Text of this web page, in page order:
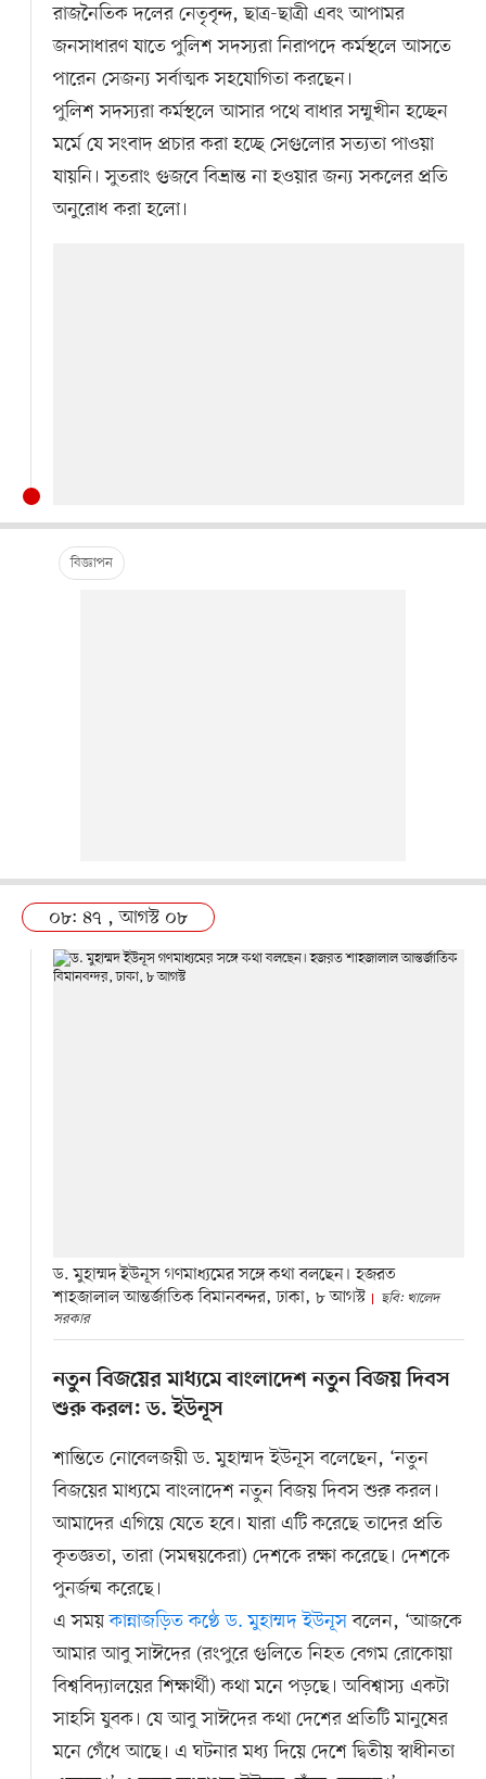
রাজনৈতিক দলের নেতৃবৃন্দ, ছাত্র-ছাত্রী এবং আপামর
জনসাধারণ যাতে পুলিশ সদস্যরা নিরাপদে কর্মস্থলে আসতে
পারেন সেজন্য সর্বাত্মক সহযোগিতা করছেন।
পুলিশ সদস্যরা কর্মস্থলে আসার পথে বাধার সম্মুখীন হচ্ছেন
মর্মে যে সংবাদ প্রচার করা হচ্ছে সেগুলোর সত্যতা পাওয়া
যায়নি। সুতরাং গুজবে বিভ্রান্ত না হওয়ার জন্য সকলের প্রতি
অনুরোধ করা হলো।
০৮: ৪৭ , আগস্ট ০৮
ড. মুহাম্মদ ইউনূস গণমাধ্যমের সঙ্গে কথা বলছেন। হজরত
শাহজালাল আন্তর্জাতিক বিমানবন্দর, ঢাকা, ৮ আগস্ট
ছবি: খালেদ
সরকার
নতুন বিজয়ের মাধ্যমে বাংলাদেশ নতুন বিজয় দিবস
শুরু করল: ড. ইউনূস
শান্তিতে নোবেলজয়ী ড. মুহাম্মদ ইউনূস বলেছেন, ‘নতুন
বিজয়ের মাধ্যমে বাংলাদেশ নতুন বিজয় দিবস শুরু করল।
আমাদের এগিয়ে যেতে হবে। যারা এটি করেছে তাদের প্রতি
কৃতজ্ঞতা, তারা (সমন্বয়কেরা) দেশকে রক্ষা করেছে। দেশকে
পুনর্জন্ম করেছে।
এ সময়কান্নাজড়িত কণ্ঠে ড. মুহাম্মদ ইউনূসবলেন, ‘আজকে
আমার আবু সাঈদের (রংপুরে গুলিতে নিহত বেগম রোকোয়া
বিশ্ববিদ্যালয়ের শিক্ষার্থী) কথা মনে পড়ছে। অবিশ্বাস্য একটা
সাহসি যুবক। যে আবু সাঈদের কথা দেশের প্রতিটি মানুষের
মনে গেঁধে আছে। এ ঘটনার মধ্য দিয়ে দেশে দ্বিতীয় স্বাধীনতা